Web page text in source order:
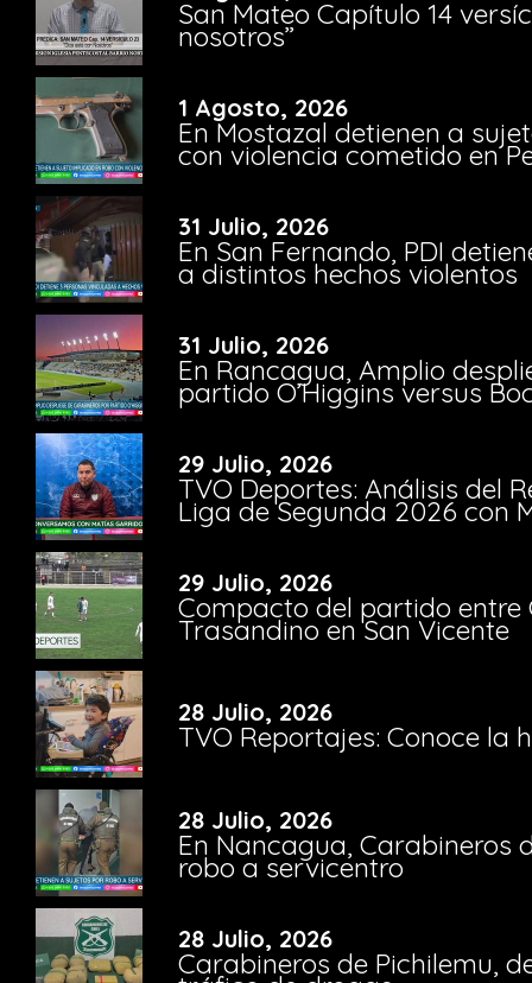
San Mateo Capítulo 14
nosotros”
1 Agosto, 2026
En Mostazal detienen a
con violencia cometido en
31 Julio, 2026
En San Fernando, PDI
a distintos hechos violentos
31 Julio, 2026
En Rancagua, Amplio
partido O’Higgins versus
29 Julio, 2026
TVO Deportes: Análisis del
Liga de Segunda 2026 con
29 Julio, 2026
Compacto del partido entre
Trasandino en San Vicente
28 Julio, 2026
TVO Reportajes: Conoce la
28 Julio, 2026
En Nancagua, Carabineros
robo a servicentro
28 Julio, 2026
Carabineros de Pichilemu,